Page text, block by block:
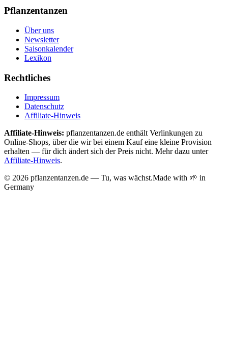
Pflanzentanzen
Über uns
Newsletter
Saisonkalender
Lexikon
Rechtliches
Impressum
Datenschutz
Affiliate-Hinweis
Affiliate-Hinweis: pflanzentanzen.de enthält Verlinkungen zu
Online-Shops, über die wir bei einem Kauf eine kleine Provision
erhalten — für dich ändert sich der Preis nicht. Mehr dazu unter
Affiliate-Hinweis.
© 2026 pflanzentanzen.de — Tu, was wächst.Made with 🌱 in
Germany